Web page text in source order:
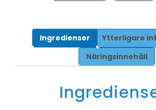
Ingredienser
Ytterligare
Näringsinnehåll